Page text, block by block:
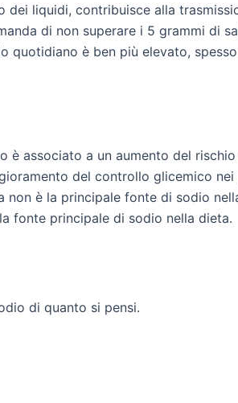
dei liquidi, contribuisce alla
di non superare i 5 grammi di
quotidiano è ben più elevato,
è associato a un aumento del
del controllo glicemico
è la principale fonte di sodio
fonte principale di sodio nella dieta.
di quanto si pensi.